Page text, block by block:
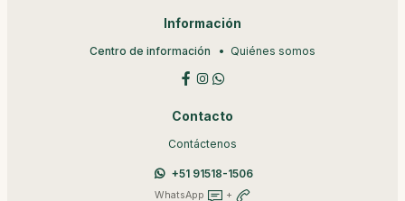
Información
Centro de información Quiénes somos
Contacto
Contáctenos
+51 91518-1506
WhatsApp +